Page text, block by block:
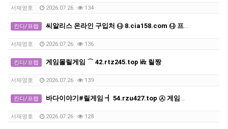
서재영호 2026.07.26 134
킨디/프랩 씨알리스 온라인 구입처 ㉯ 8.cia158.com ㉯ 프릴리지구입방법
서재영호 2026.07.26 136
킨디/프랩 게임몰릴게임 ⌒ 42.rtz245.top ㎑ 릴짱
서재영호 2026.07.26 139
킨디/프랩 바다이야기#릴게임 ┫ 54.rzu427.top ㉦ 게임릴사이트
서재영호 2026.07.26 128